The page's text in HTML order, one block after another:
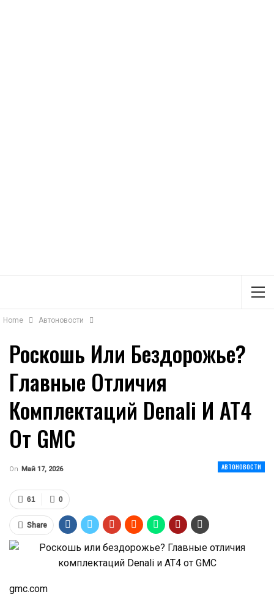
Home Автоновости
Роскошь Или Бездорожье?
Главные Отличия
Комплектаций Denali И AT4
От GMC
АВТОНОВОСТИ
On Май 17, 2026
0
61
Share
gmc.com